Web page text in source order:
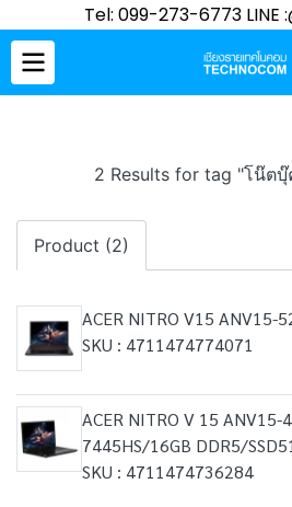
Tel: 099-273-6773
2 Results for tag "โน๊ต
Product (2)
ACER NITRO V15 ANV15-
SKU : 4711474774071
ACER NITRO V 15 ANV15-
7445HS/16GB DDR5/
SKU : 4711474736284